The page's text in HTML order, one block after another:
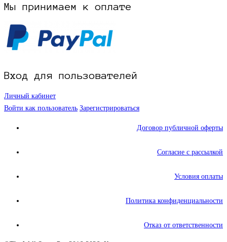
Мы принимаем к оплате
Вход для пользователей
Личный кабинет
Войти как пользователь Зарегистрироваться
Договор публичной оферты
Согласие с рассылкой
Условия оплаты
Политика конфиденциальности
Отказ от ответственности